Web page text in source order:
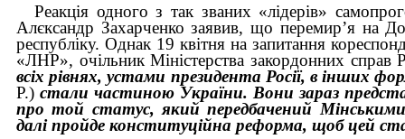
Реакція одного з так званих «лідерів»
Алєксандр Захарченко заявив, що перемир’я на
республіку. Однак 19 квітня на запитання
«ЛНР», очільник Міністерства закордонних справ
всіх рівнях, устами президента Росії, в
Р.) стали частиною України. Вони зараз
про той статус, який передбачений
далі пройде конституційна реформа, щоб цей